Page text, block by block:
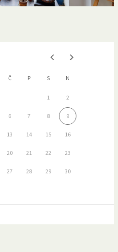
Č P S N
1 2
6 7 8 9
13 14 15 16
20 21 22 23
27 28 29 30